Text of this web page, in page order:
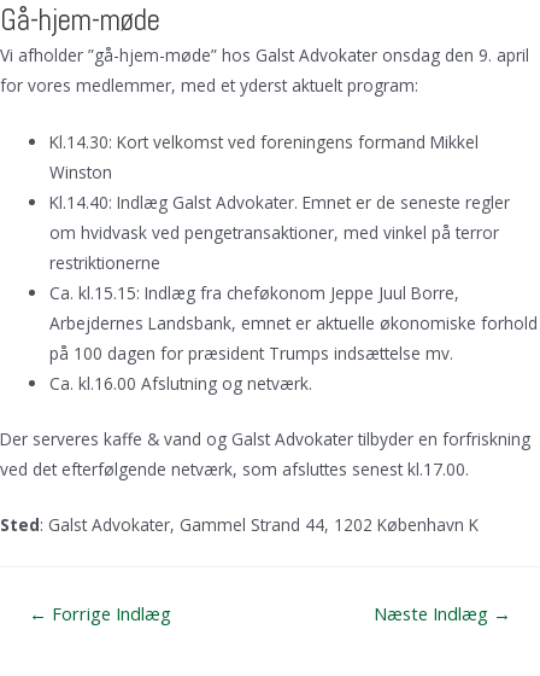
Gå-hjem-møde
Vi afholder ”gå-hjem-møde” hos Galst Advokater onsdag den 9. april
for vores medlemmer, med et yderst aktuelt program:
Kl.14.30: Kort velkomst ved foreningens formand Mikkel
Winston
Kl.14.40: Indlæg Galst Advokater. Emnet er de seneste regler
om hvidvask ved pengetransaktioner, med vinkel på terror
restriktionerne
Ca. kl.15.15: Indlæg fra cheføkonom Jeppe Juul Borre,
Arbejdernes Landsbank, emnet er aktuelle økonomiske forhold
på 100 dagen for præsident Trumps indsættelse mv.
Ca. kl.16.00 Afslutning og netværk.
Der serveres kaffe & vand og Galst Advokater tilbyder en forfriskning
ved det efterfølgende netværk, som afsluttes senest kl.17.00.
Sted: Galst Advokater, Gammel Strand 44, 1202 København K
Indlægsnavigation
← Forrige Indlæg Næste Indlæg →